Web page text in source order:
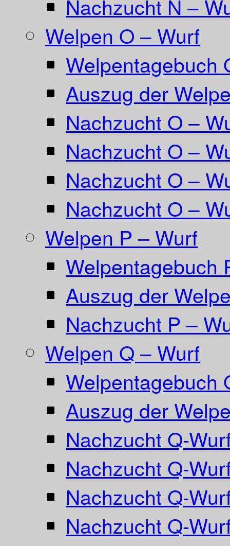
Nachzucht N –
Welpen O – Wurf
Welpentagebuch
Auszug der
Nachzucht O –
Nachzucht O –
Nachzucht O –
Nachzucht O –
Welpen P – Wurf
Welpentagebuch
Auszug der
Nachzucht P –
Welpen Q – Wurf
Welpentagebuch
Auszug der
Nachzucht Q-
Nachzucht Q-
Nachzucht Q-
Nachzucht Q-